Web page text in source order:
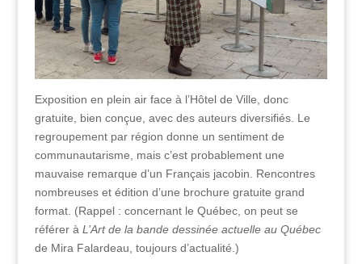
Exposition en plein air face à l’Hôtel de Ville, donc
gratuite, bien conçue, avec des auteurs diversifiés. Le
regroupement par région donne un sentiment de
communautarisme, mais c’est probablement une
mauvaise remarque d’un Français jacobin. Rencontres
nombreuses et édition d’une brochure gratuite grand
format. (Rappel : concernant le Québec, on peut se
référer à L’Art de la bande dessinée actuelle au Québec
de Mira Falardeau, toujours d’actualité.)